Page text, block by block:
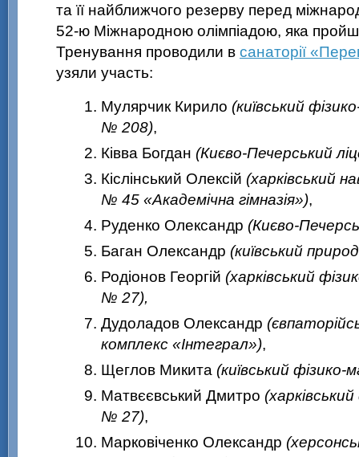
та її найближчого резерву перед
52-ю Міжнародною олімпіадою, яка
Тренування проводили в санаторії
узяли участь:
Мулярчик Кирило (київський
№ 208),
Ківва Богдан (Києво-Печерський
Кіслінський Олексій (харківський
№ 45 «Академічна гімназія»),
Руденко Олександр (Києво-
Баган Олександр (київський
Родіонов Георгій (харківський
№ 27),
Дудоладов Олександр
комплекс «Інтеграл»),
Щеглов Микита (київський
Матвєєвський Дмитро
№ 27),
Марковіченко Олександр